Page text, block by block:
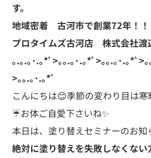
す。
地域密着 古河市で創業72年！！
プロタイムズ古河店 株式会社渡
｡.｡.｡･.｡*ﾟ>｡｡.｡･.｡*ﾟ>｡｡.｡･.｡*ﾟ>｡
>｡｡.｡･.｡*ﾟ
こんにちは😊季節の変わり目は
☔お体ご自愛下さいね✨
本日は、塗り替えセミナーのお
絶対に塗り替えを失敗しなくない